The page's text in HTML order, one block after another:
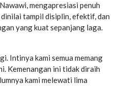
mengapresiasi penuh
tampil disiplin, efektif, dan
yang kuat sepanjang laga.
Intinya kami semua memang
Kemenangan ini tidak diraih
kami melewati lima